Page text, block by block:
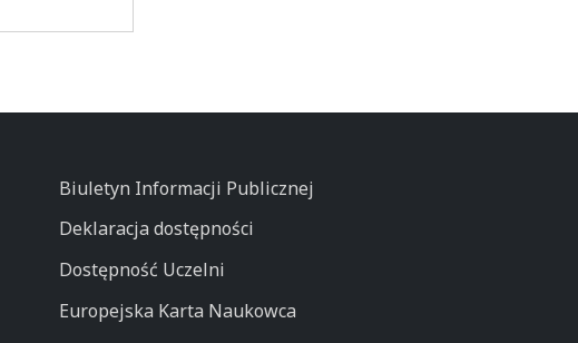
Biuletyn Informacji Publicznej
Deklaracja dostępności
Dostępność Uczelni
Europejska Karta Naukowca